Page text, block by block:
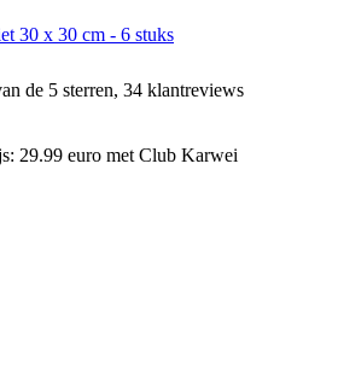
30 x 30 cm - 6 stuks
de 5 sterren, 34 klantreviews
29.99 euro met Club Karwei